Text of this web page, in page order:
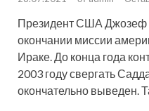
Президент США Джозеф
окончании миссии
Ираке. До конца года
2003 году свергать
окончательно выведен.